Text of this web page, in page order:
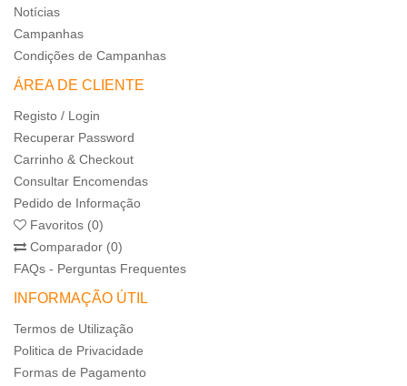
Notícias
Campanhas
Condições de Campanhas
ÁREA DE CLIENTE
Registo / Login
Recuperar Password
Carrinho & Checkout
Consultar Encomendas
Pedido de Informação
Favoritos (0)
Comparador (0)
FAQs - Perguntas Frequentes
INFORMAÇÃO ÚTIL
Termos de Utilização
Politica de Privacidade
Formas de Pagamento